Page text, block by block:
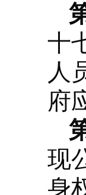
十
人
府
现
身